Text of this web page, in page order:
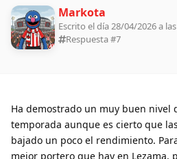
Markota
Escrito el día 28/04/2026 a
Respuesta #7
Ha demostrado un muy buen nivel
temporada aunque es cierto que
bajado un poco el rendimiento.
mejor portero que hay en Lezama,